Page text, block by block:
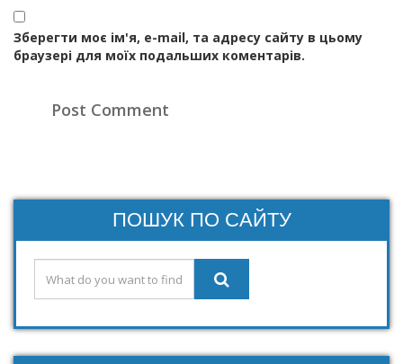
Зберегти моє ім'я, e-mail, та адресу сайту в цьому
браузері для моїх подальших коментарів.
ПОШУК ПО САЙТУ